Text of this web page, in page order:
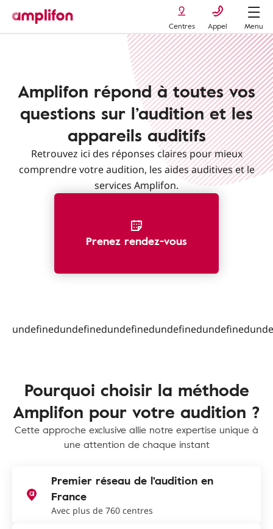
Centres Appel Menu
Amplifon répond à toutes vos
questions sur l’audition et les
appareils auditifs
Retrouvez ici des réponses claires pour mieux
comprendre votre audition, les aides auditives et le
services Amplifon.
Prenez rendez-vous
Pourquoi choisir la méthode
Amplifon pour votre audition ?
Cette approche exclusive allie notre expertise unique à
une attention de chaque instant
Premier réseau de l'audition en
France
Avec plus de 760 centres